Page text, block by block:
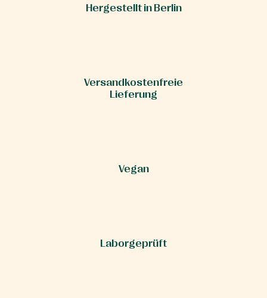
Hergestellt in Berlin
Versandkostenfreie
Lieferung
Vegan
Laborgeprüft